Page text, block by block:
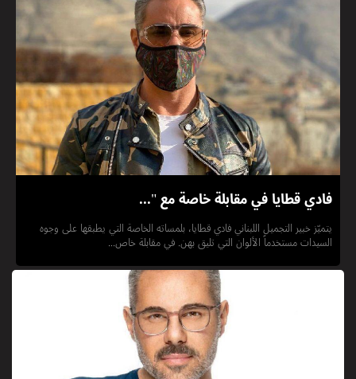
فادي قطايا في مقابلة خاصة مع "...
يتميّز خبير التجميل اللبناني فادي قطايا، بلمساته الخاصة التي يطبقها على وجوه
السيدات مستخدماً الألوان التي تليق بهن. في مقابلة خاص...